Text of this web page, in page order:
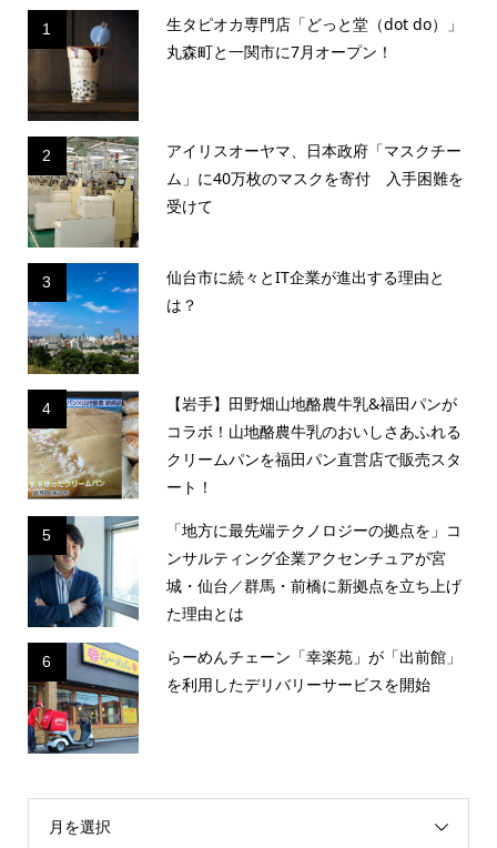
1
生タピオカ専門店「どっと堂（dot do）」
丸森町と一関市に7月オープン！
2
アイリスオーヤマ、日本政府「マスクチー
ム」に40万枚のマスクを寄付 入手困難を
受けて
3
仙台市に続々とIT企業が進出する理由と
は？
4
【岩手】田野畑山地酪農牛乳&福田パンが
コラボ！山地酪農牛乳のおいしさあふれる
クリームパンを福田パン直営店で販売スタ
ート！
5
「地方に最先端テクノロジーの拠点を」コ
ンサルティング企業アクセンチュアが宮
城・仙台／群馬・前橋に新拠点を立ち上げ
た理由とは
6
らーめんチェーン「幸楽苑」が「出前館」
を利用したデリバリーサービスを開始
月を選択